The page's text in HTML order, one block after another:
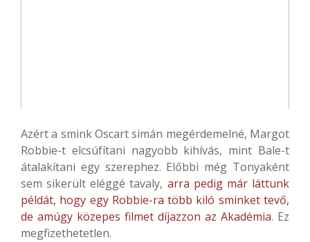
Azért a smink Oscart simán megérdemelné, Margot
Robbie-t elcsúfítani nagyobb kihívás, mint Bale-t
átalakítani egy szerephez. Előbbi még Tonyaként
sem sikerült eléggé tavaly, arra pedig már láttunk
példát, hogy egy Robbie-ra több kiló sminket tevő,
de amúgy közepes filmet díjazzon az Akadémia. Ez
megfizethetetlen.